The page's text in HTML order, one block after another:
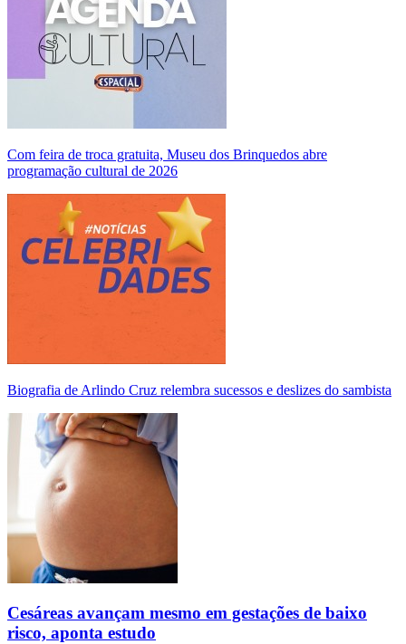
Com feira de troca gratuita, Museu dos Brinquedos abre
programação cultural de 2026
Biografia de Arlindo Cruz relembra sucessos e deslizes do sambista
Cesáreas avançam mesmo em gestações de baixo
risco, aponta estudo